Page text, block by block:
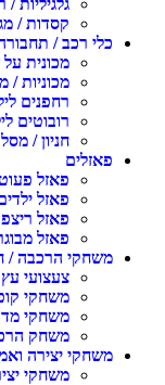
גלגיליות /
קסדות /
כלי רכב /
מכונית
מכוניות /
רחפנים
רובוטים
חניון /
פאזלים
פאזל
פאזל
פאזל
פאזל
משחקי הרכבה /
צעצועי עץ
משחקי
משחקי
משחק
משחקי יצירה
משחקי